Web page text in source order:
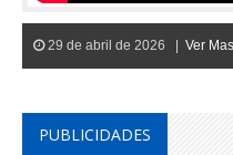
29 de abril de 2026 | Ver
PUBLICIDADES